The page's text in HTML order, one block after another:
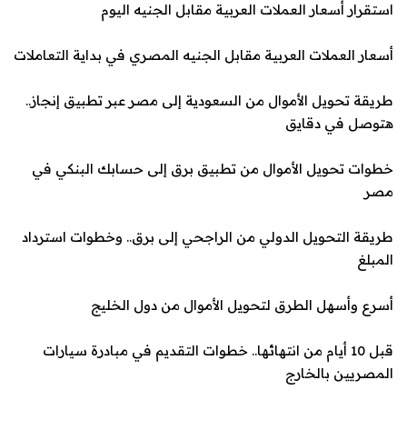
استقرار أسعار العملات العربية مقابل الجنيه اليوم
أسعار العملات العربية مقابل الجنيه المصري في بداية التعاملات
طريقة تحويل الأموال من السعودية إلى مصر عبر تطبيق إنجاز..
هتوصل في دقايق
خطوات تحويل الأموال من تطبيق برق إلى حسابك البنكي في
مصر
طريقة التحويل الدولي من الراجحي إلى برق.. وخطوات استرداد
المبلغ
أسرع وأسهل الطرق لتحويل الأموال من دول الخليج
قبل 10 أيام من انتهائها.. خطوات التقديم في مبادرة سيارات
المصريين بالخارج